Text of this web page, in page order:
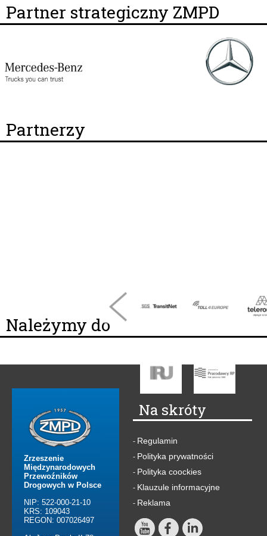
Partner strategiczny ZMPD
Partnerzy
Należymy do
Zrzeszenie
Międzynarodowych
Przewoźników
Drogowych w Polsce
NIP: 522-000-21-10
KRS: 109043
REGON: 007026497
Na skróty
- Regulamin
- Polityka prywatności
- Polityka coockies
- Klauzule informacyjne
- Reklama